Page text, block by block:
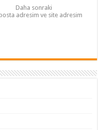
Daha sonraki
adresim ve site adresim